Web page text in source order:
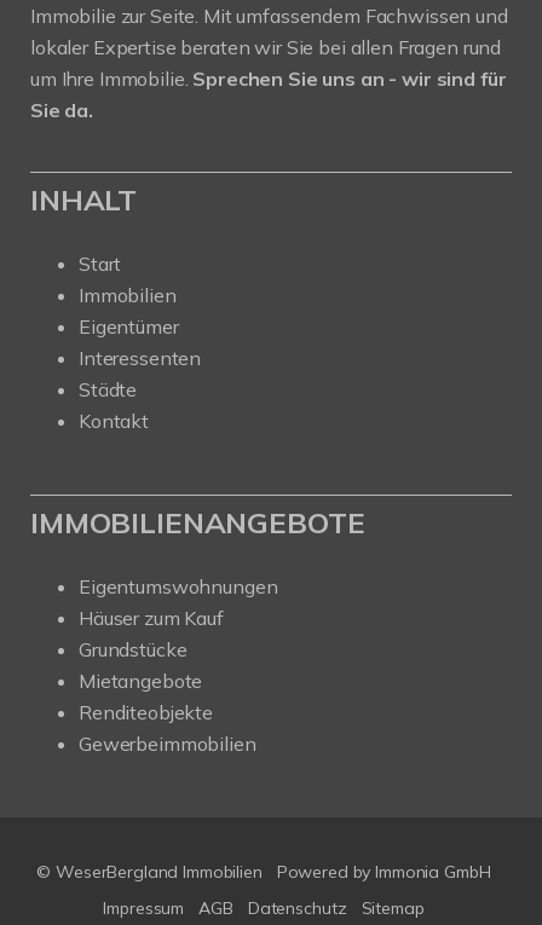
Immobilie zur Seite. Mit umfassendem Fachwissen und
lokaler Expertise beraten wir Sie bei allen Fragen rund
um Ihre Immobilie. Sprechen Sie uns an - wir sind für
Sie da.
INHALT
Start
Immobilien
Eigentümer
Interessenten
Städte
Kontakt
IMMOBILIENANGEBOTE
Eigentumswohnungen
Häuser zum Kauf
Grundstücke
Mietangebote
Renditeobjekte
Gewerbeimmobilien
© WeserBergland Immobilien Powered by Immonia GmbH
Impressum
AGB Datenschutz Sitemap